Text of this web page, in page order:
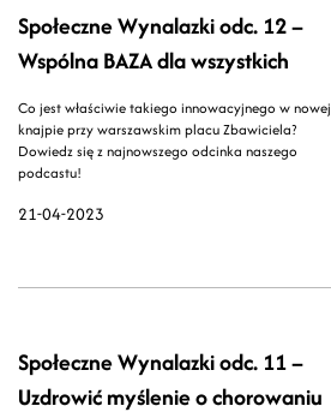
21-04-2023
Społeczne Wynalazki odc. 12 –
Wspólna BAZA dla wszystkich
Co jest właściwie takiego innowacyjnego w nowej
knajpie przy warszawskim placu Zbawiciela?
Dowiedz się z najnowszego odcinka naszego
podcastu!
Społeczne Wynalazki odc. 11 –
Uzdrowić myślenie o chorowaniu